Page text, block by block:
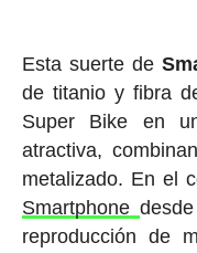
Esta suerte de
de titanio y fibra
Super Bike en
atractiva,
metalizado. En el
Smartphone
reproducción de